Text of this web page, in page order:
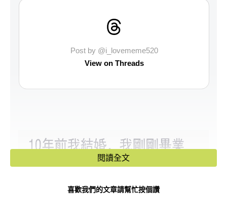
Post by @i_lovememe520
View on Threads
閱讀全文
喜歡我們的文章請幫忙按個讚